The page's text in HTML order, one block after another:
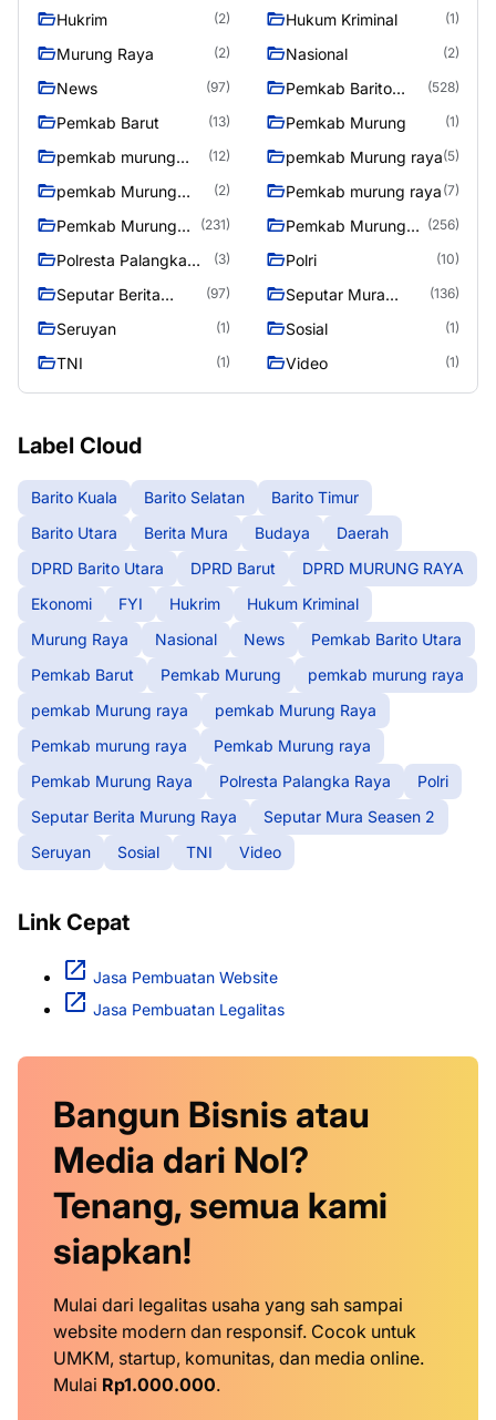
Hukrim (2) Hukum Kriminal (1)
Murung Raya (2) Nasional (2)
News (97)
Pemkab Barito
(528)
Pemkab Barut (13) Pemkab Murung (1)
pemkab murung
(12) pemkab Murung raya(5)
pemkab Murung
(2) Pemkab murung raya (7)
Pemkab Murung
(231)
Pemkab Murung
(256)
Polresta Palangka
(3) Polri (10)
Seputar Berita
(97)
Seputar Mura
(136)
Seruyan (1) Sosial (1)
TNI (1) Video (1)
Label Cloud
Barito Kuala Barito Selatan
Barito Timur
Barito Utara
Berita Mura Budaya
Daerah
DPRD Barito Utara
DPRD Barut
DPRD MURUNG RAYA
Ekonomi
FYI Hukrim
Hukum Kriminal
Murung Raya
Nasional News
Pemkab Barito Utara
Pemkab Barut
Pemkab Murung
pemkab murung raya
pemkab Murung raya
pemkab Murung Raya
Pemkab murung raya
Pemkab Murung raya
Pemkab Murung Raya
Polresta Palangka Raya
Polri
Seputar Berita Murung Raya
Seputar Mura Seasen 2
Seruyan
Sosial TNI Video
Link Cepat
Jasa Pembuatan Website
Jasa Pembuatan Legalitas
Bangun Bisnis atau
Media dari Nol?
Tenang, semua kami
siapkan!
Mulai dari legalitas usaha yang sah sampai
website modern dan responsif. Cocok untuk
UMKM, startup, komunitas, dan media online.
Mulai Rp1.000.000.